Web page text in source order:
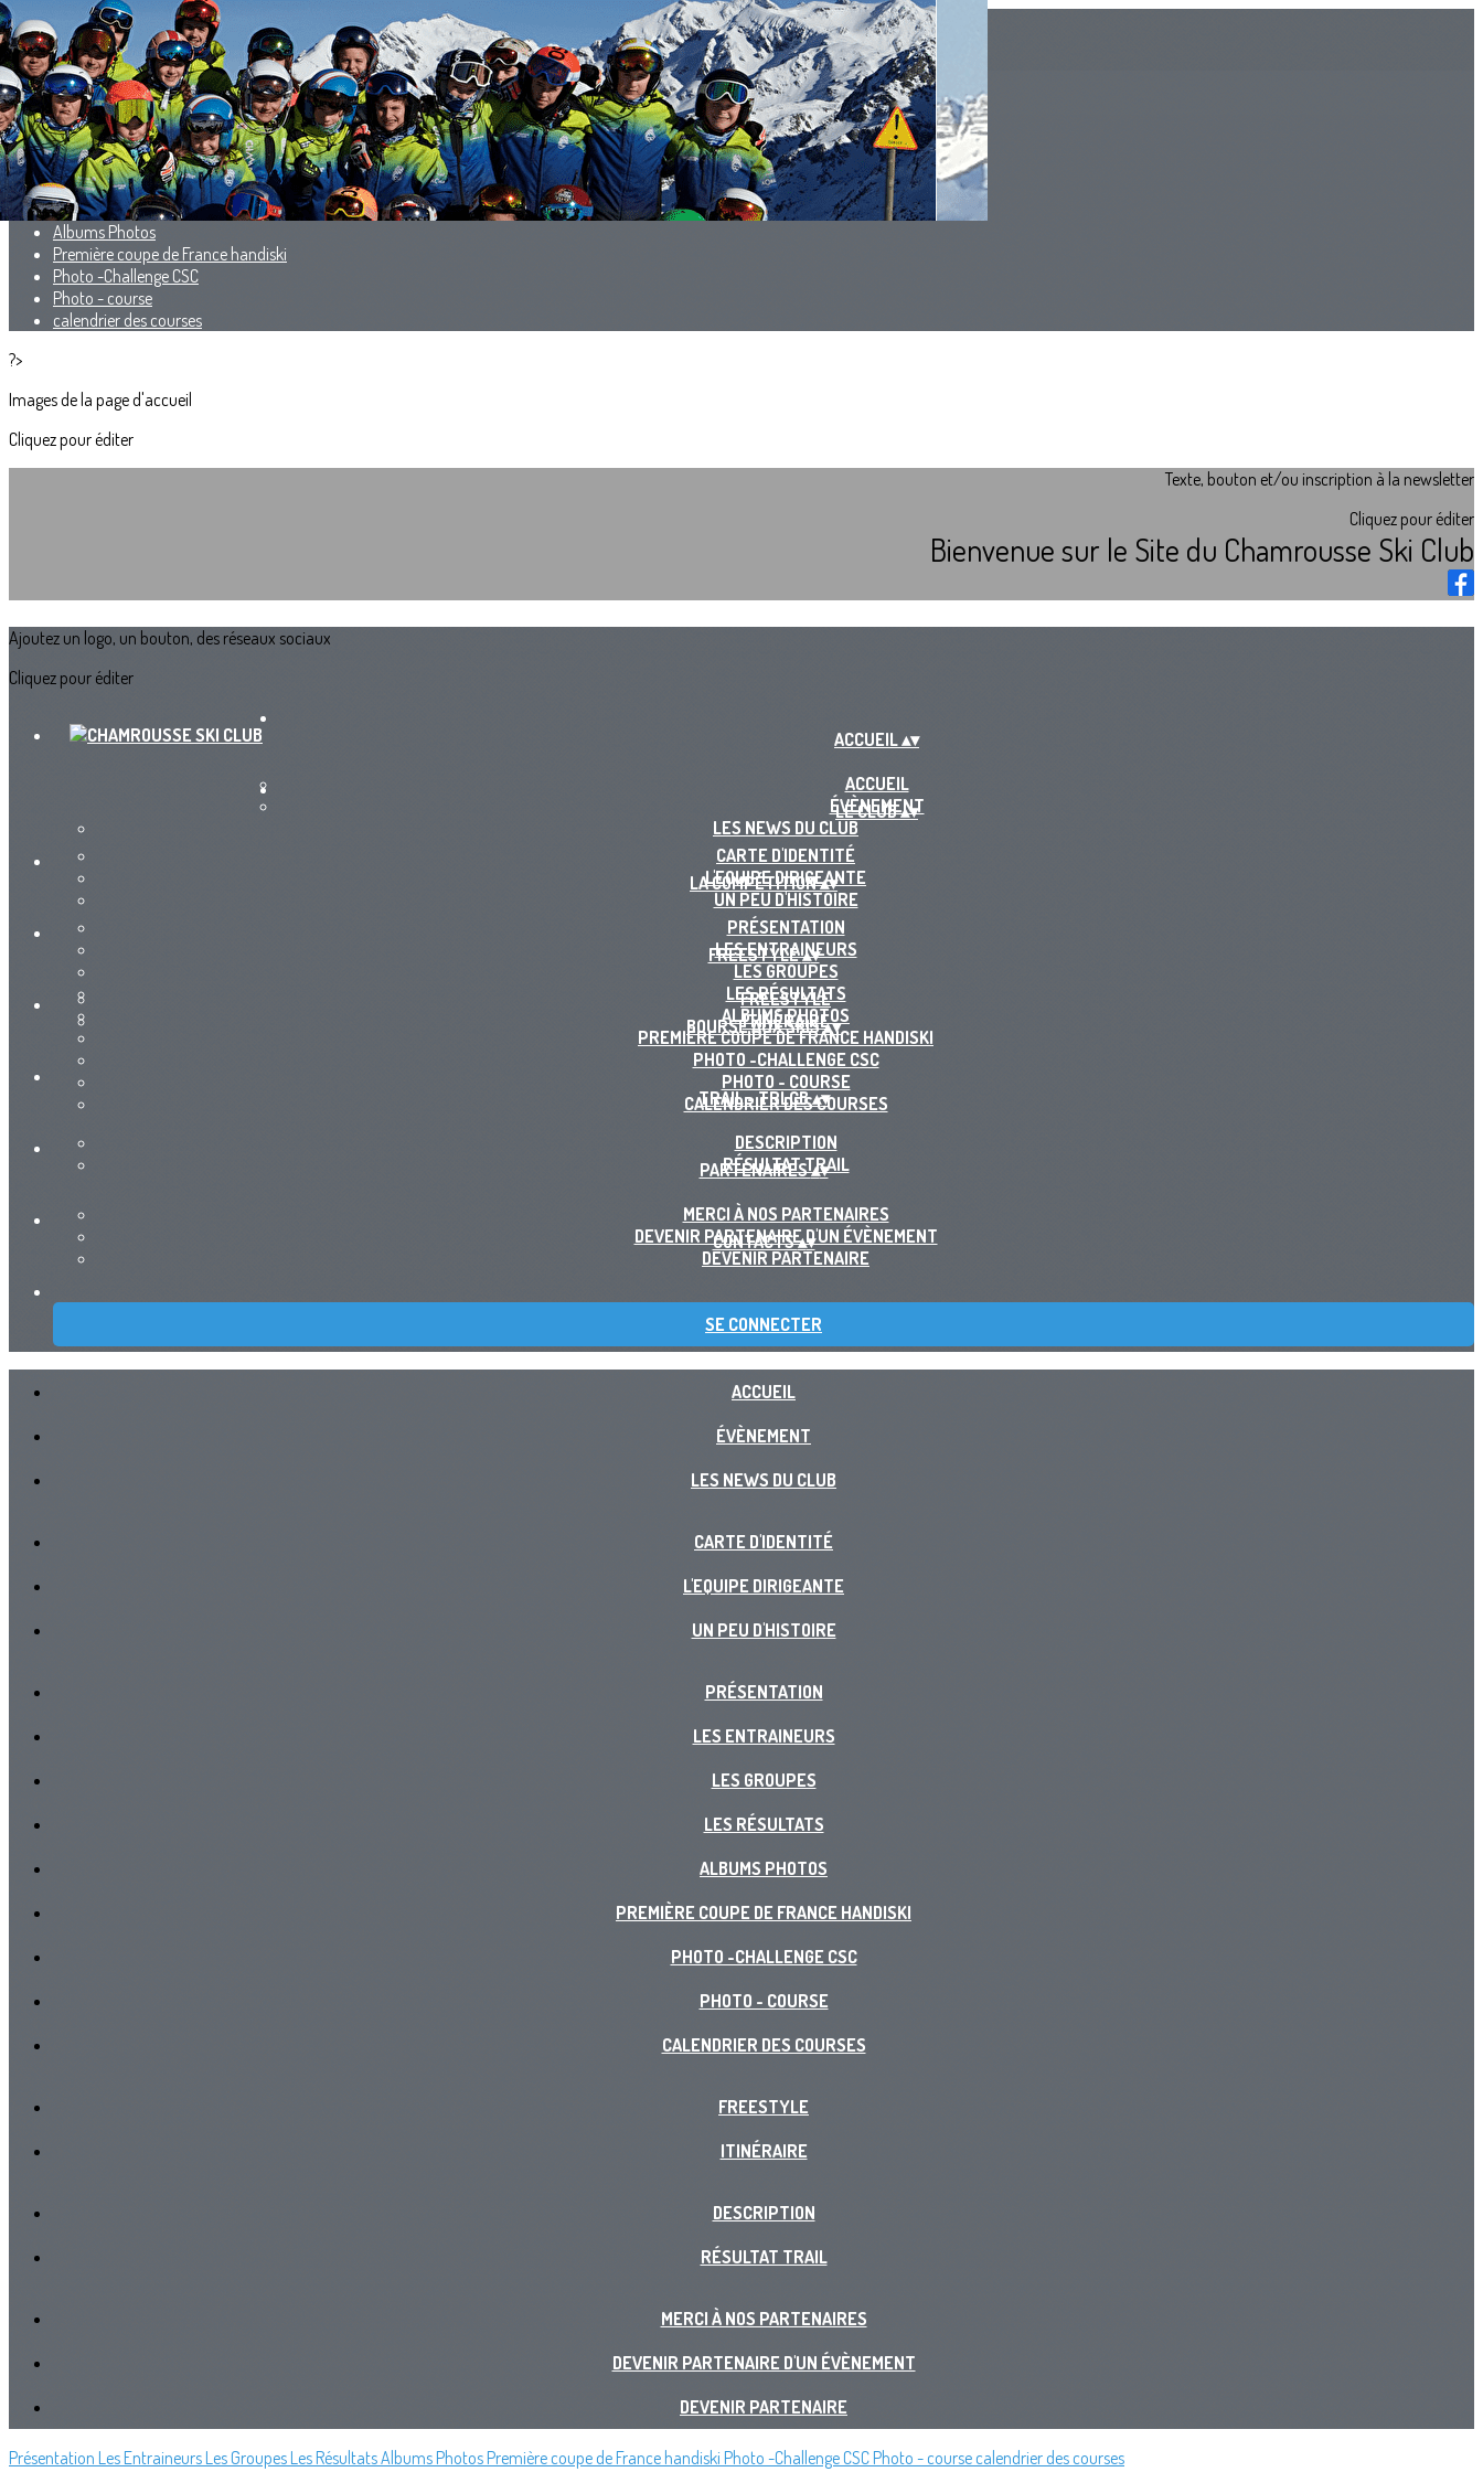
Menu
<
>
Présentation
Les Entraineurs
Les Groupes
Les Résultats
Albums Photos
Première coupe de France handiski
Photo -Challenge CSC
Photo - course
calendrier des courses
?>
Images de la page d'accueil
Cliquez pour éditer
Texte, bouton et/ou inscription à la newsletter
Cliquez pour éditer
Bienvenue sur le Site du Chamrousse Ski Club
Ajoutez un logo, un bouton, des réseaux sociaux
Cliquez pour éditer
ACCUEIL▴▾
ACCUEIL
ÉVÈNEMENT
LES NEWS DU CLUB
LE CLUB▴▾
CARTE D'IDENTITÉ
L'EQUIPE DIRIGEANTE
UN PEU D'HISTOIRE
LA COMPÉTITION▴▾
PRÉSENTATION
LES ENTRAINEURS
LES GROUPES
LES RÉSULTATS
ALBUMS PHOTOS
PREMIÈRE COUPE DE FRANCE HANDISKI
PHOTO -CHALLENGE CSC
PHOTO - COURSE
CALENDRIER DES COURSES
FREESTYLE▴▾
FREESTYLE
ITINÉRAIRE
BOURSE AUX SKIS▴▾
TRAIL - TRLCB▴▾
DESCRIPTION
RÉSULTAT TRAIL
PARTENAIRES▴▾
MERCI À NOS PARTENAIRES
DEVENIR PARTENAIRE D'UN ÉVÈNEMENT
DEVENIR PARTENAIRE
CONTACTS▴▾
SE CONNECTER
ACCUEIL
ÉVÈNEMENT
LES NEWS DU CLUB
CARTE D'IDENTITÉ
L'EQUIPE DIRIGEANTE
UN PEU D'HISTOIRE
PRÉSENTATION
LES ENTRAINEURS
LES GROUPES
LES RÉSULTATS
ALBUMS PHOTOS
PREMIÈRE COUPE DE FRANCE HANDISKI
PHOTO -CHALLENGE CSC
PHOTO - COURSE
CALENDRIER DES COURSES
FREESTYLE
ITINÉRAIRE
DESCRIPTION
RÉSULTAT TRAIL
MERCI À NOS PARTENAIRES
DEVENIR PARTENAIRE D'UN ÉVÈNEMENT
DEVENIR PARTENAIRE
Présentation Les Entraineurs Les Groupes Les RésultatsAlbums Photos Première coupe de France handiski Photo -Challenge CSC Photo - course calendrier des courses